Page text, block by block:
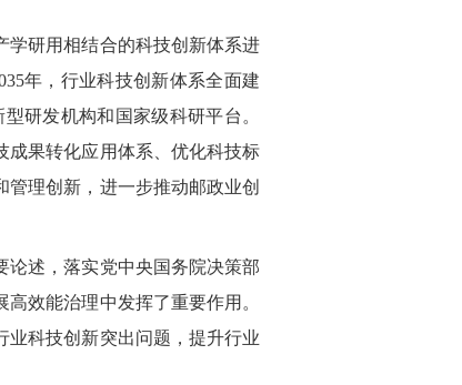
学研用相结合的科技创新体系进
年，行业科技创新体系全面建
研发机构和国家级科研平台。
成果转化应用体系、优化科技标
理创新，进一步推动邮政业创
论述，落实党中央国务院决策部
效能治理中发挥了重要作用。
业科技创新突出问题，提升行业